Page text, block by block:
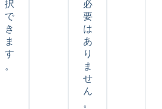
択
で
き
ま
す
。
必
要
は
あ
り
ま
せ
ん
。